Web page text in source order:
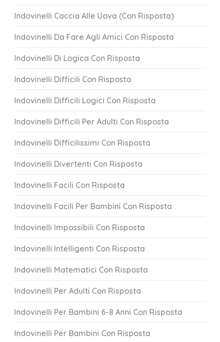
Indovinelli Caccia Alle Uova (Con Risposta)
Indovinelli Da Fare Agli Amici Con Risposta
Indovinelli Di Logica Con Risposta
Indovinelli Difficili Con Risposta
Indovinelli Difficili Logici Con Risposta
Indovinelli Difficili Per Adulti Con Risposta
Indovinelli Difficilissimi Con Risposta
Indovinelli Divertenti Con Risposta
Indovinelli Facili Con Risposta
Indovinelli Facili Per Bambini Con Risposta
Indovinelli Impossibili Con Risposta
Indovinelli Intelligenti Con Risposta
Indovinelli Matematici Con Risposta
Indovinelli Per Adulti Con Risposta
Indovinelli Per Bambini 6-8 Anni Con Risposta
Indovinelli Per Bambini Con Risposta